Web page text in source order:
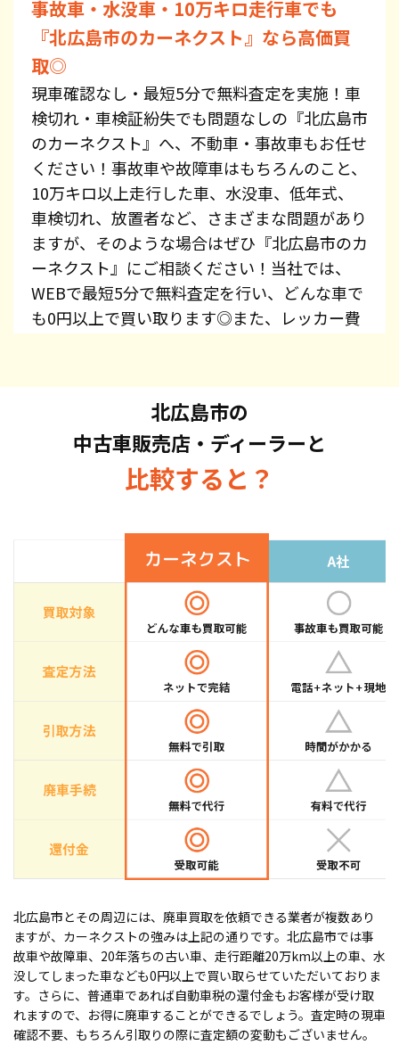
事故車・水没車・10万キロ走行車でも
『北広島市のカーネクスト』なら高価買
取◎
現車確認なし・最短5分で無料査定を実施！車
検切れ・車検証紛失でも問題なしの『北広島市
のカーネクスト』へ、不動車・事故車もお任せ
ください！事故車や故障車はもちろんのこと、
10万キロ以上走行した車、水没車、低年式、
車検切れ、放置者など、さまざまな問題があり
ますが、そのような場合はぜひ『北広島市のカ
ーネクスト』にご相談ください！当社では、
WEBで最短5分で無料査定を行い、どんな車で
も0円以上で買い取ります◎また、レッカー費
セイ・スカイライン・CX-5・ジムニーなど、車
種を問わずお持ち込みください。また、高価買
取している車種もございますので、お気軽にお
問い合わせください！
北広島市の
中古車販売店・ディーラーと
比較すると？
北広島市とその周辺には、廃車買取を依頼できる業者が複数あり
ますが、カーネクストの強みは上記の通りです。北広島市では事
故車や故障車、20年落ちの古い車、走行距離20万km以上の車、水
没してしまった車なども0円以上で買い取らせていただいておりま
す。さらに、普通車であれば自動車税の還付金もお客様が受け取
れますので、お得に廃車することができるでしょう。査定時の現車
確認不要、もちろん引取りの際に査定額の変動もございません。